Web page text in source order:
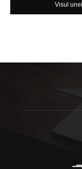
Visul